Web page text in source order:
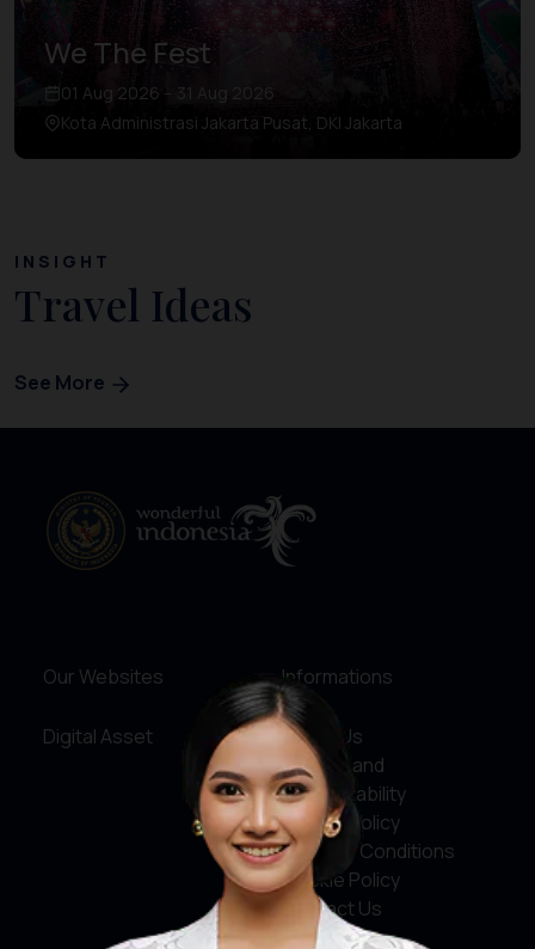
We The Fest
01 Aug 2026 – 31 Aug 2026
Kota Administrasi Jakarta Pusat, DKI Jakarta
INSIGHT
Travel Ideas
See More
Our Websites
Digital Asset
Informations
About Us
Service and
Accountability
Privacy Policy
Terms & Conditions
Cookie Policy
Contact Us